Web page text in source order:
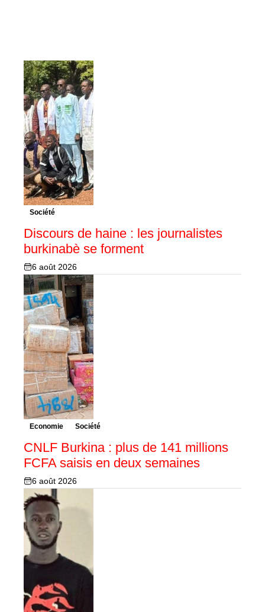
Société
Discours de haine : les journalistes
burkinabè se forment
6 août 2026
Economie Société
CNLF Burkina : plus de 141 millions
FCFA saisis en deux semaines
6 août 2026